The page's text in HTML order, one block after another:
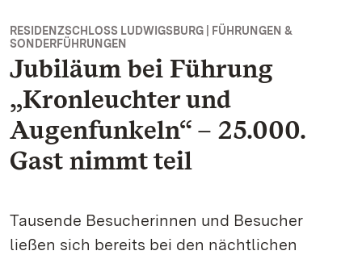
RESIDENZSCHLOSS LUDWIGSBURG | FÜHRUNGEN &
SONDERFÜHRUNGEN
Jubiläum bei Führung
„Kronleuchter und
Augenfunkeln“ – 25.000.
Gast nimmt teil
Tausende Besucherinnen und Besucher
ließen sich bereits bei den nächtlichen